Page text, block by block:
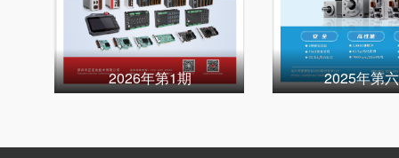
2026年第1期 2025年第